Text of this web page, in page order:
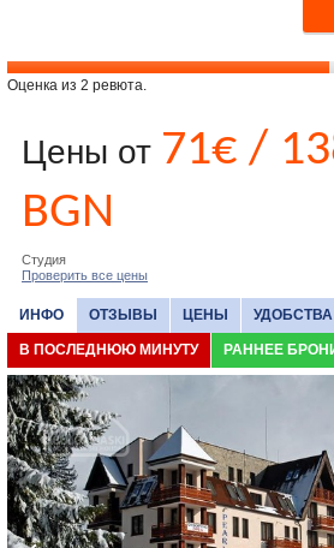
Оценка из 2 ревюта.
Цены от 71€ /
BGN
Студия
Проверить все цены
ИНФО ОТЗЫВЫ ЦЕНЫ УДОБСТВА
В ПОСЛЕДНЮЮ МИНУТУ РАННЕЕ